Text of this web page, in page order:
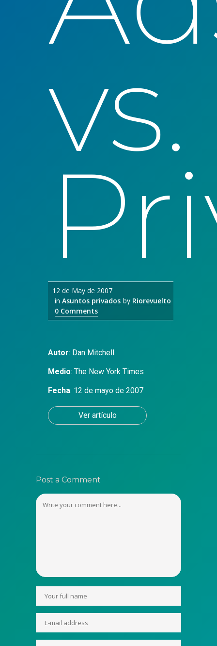
vs.
12 de May de 2007
in Asuntos privados by Riorevuelto
0 Comments
Autor: Dan Mitchell
Medio: The New York Times
Fecha: 12 de mayo de 2007
Ver artículo
Post a Comment